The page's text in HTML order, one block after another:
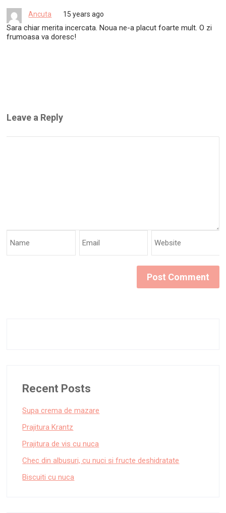
Ancuta 15 years ago
Sara chiar merita incercata. Noua ne-a placut foarte mult. O zi
frumoasa va doresc!
Leave a Reply
Recent Posts
Supa crema de mazare
Prajitura Krantz
Prajitura de vis cu nuca
Chec din albusuri, cu nuci si fructe deshidratate
Biscuiti cu nuca